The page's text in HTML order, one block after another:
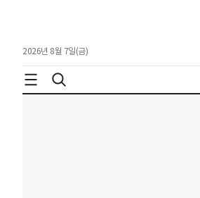
2026년 8월 7일(금)